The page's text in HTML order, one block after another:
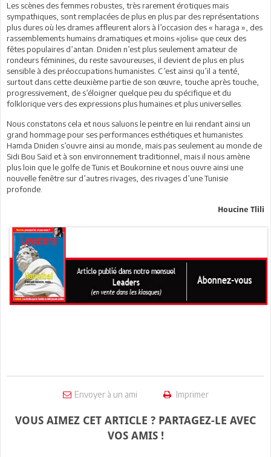
Les scènes des femmes robustes, très rarement érotiques mais
sympathiques, sont remplacées de plus en plus par des représentations
plus dures où les drames affleurent alors à l’occasion des « haraga », des
rassemblements humains dramatiques et moins «jolis» que ceux des
fêtes populaires d’antan. Dniden n’est plus seulement amateur de
rondeurs féminines, du reste savoureuses, il devient de plus en plus
sensible à des préoccupations humanistes. C’est ainsi qu’il a tenté,
surtout dans cette deuxième partie de son œuvre, touche après touche,
progressivement, de s’éloigner quelque peu du spécifique et du
folklorique vers des expressions plus humaines et plus universelles.
Nous constatons cela et nous saluons le peintre en lui rendant ainsi un
grand hommage pour ses performances esthétiques et humanistes.
Hamda Dniden s’ouvre ainsi au monde, mais pas seulement au monde de
Sidi Bou Saïd et à son environnement traditionnel, mais il nous amène
plus loin que le golfe de Tunis et Boukornine et nous ouvre ainsi une
nouvelle fenêtre sur d’autres rivages, des rivages d’une Tunisie
profonde.
Houcine Tlili
Envoyer à un ami Imprimer
VOUS AIMEZ CET ARTICLE ? PARTAGEZ-LE AVEC
VOS AMIS !